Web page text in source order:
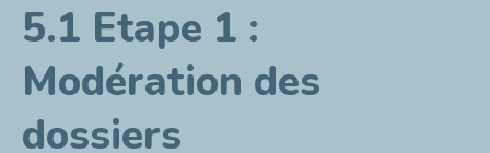
5.1 Etape 1 :
Modération des
dossiers